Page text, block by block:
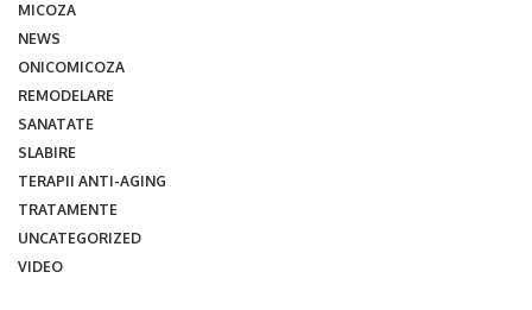
MICOZA
NEWS
ONICOMICOZA
REMODELARE
SANATATE
SLABIRE
TERAPII ANTI-AGING
TRATAMENTE
UNCATEGORIZED
VIDEO